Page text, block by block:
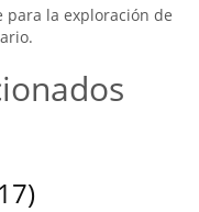
la exploración de